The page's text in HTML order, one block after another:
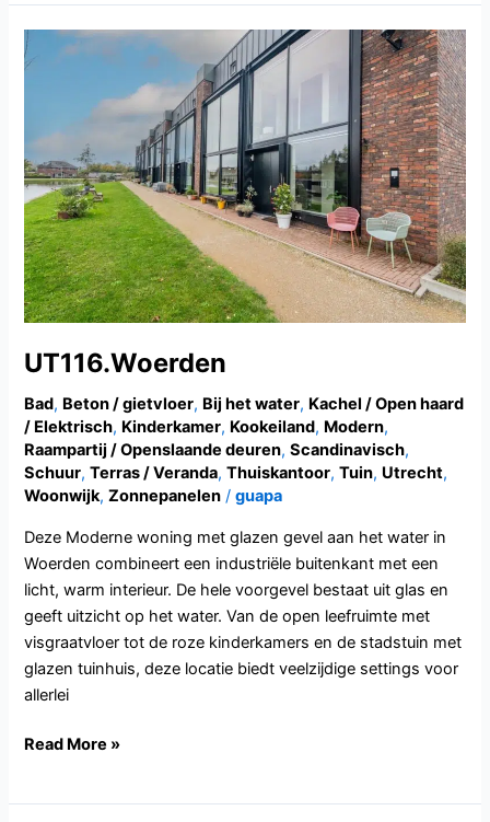
UT116.Woerden
Bad, Beton / gietvloer, Bij het water, Kachel / Open haard
/ Elektrisch, Kinderkamer, Kookeiland, Modern,
Raampartij / Openslaande deuren,Scandinavisch,
Schuur,Terras / Veranda,Thuiskantoor,Tuin, Utrecht,
Woonwijk,Zonnepanelen /guapa
Deze Moderne woning met glazen gevel aan het water in
Woerden combineert een industriële buitenkant met een
licht, warm interieur. De hele voorgevel bestaat uit glas en
geeft uitzicht op het water. Van de open leefruimte met
visgraatvloer tot de roze kinderkamers en de stadstuin met
glazen tuinhuis, deze locatie biedt veelzijdige settings voor
allerlei
UT116.Woerden
Read More »